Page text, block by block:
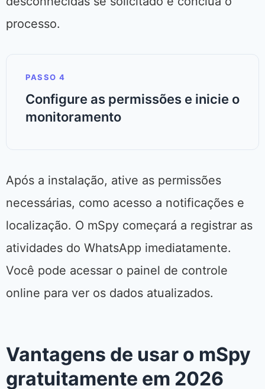
processo.
PASSO 4
Configure as permissões e inicie o
monitoramento
Após a instalação, ative as permissões
necessárias, como acesso a notificações e
localização. O mSpy começará a registrar as
atividades do WhatsApp imediatamente.
Você pode acessar o painel de controle
online para ver os dados atualizados.
Vantagens de usar o mSpy
gratuitamente em 2026